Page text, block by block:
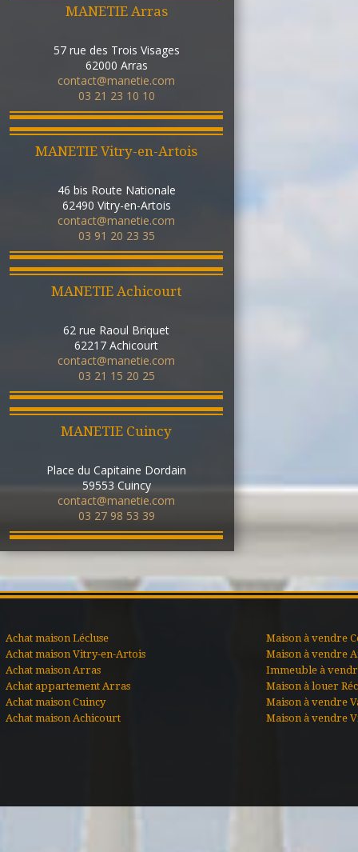
MANETIE Arras
57 rue des Trois Visages
62000 Arras
contact@manetie.com
03 21 23 10 10
MANETIE Vitry-en-Artois
46 bis Route Nationale
62490 Vitry-en-Artois
contact@manetie.com
03 91 20 23 35
MANETIE Achicourt
62 rue Raoul Briquet
62217 Achicourt
contact@manetie.com
03 21 15 20 25
MANETIE Cuincy
Place du Capitaine Dordain
59553 Cuincy
contact@manetie.com
03 27 98 53 39
Achat maison Lécluse
Achat maison Vitry-en-Artois
Achat maison Arras
Achat appartement Arras
Achat maison Cuincy
Achat maison Achicourt
Maison à vendre
Maison à vendre
Immeuble à
Maison à louer
Maison à vendre
Maison à vendre